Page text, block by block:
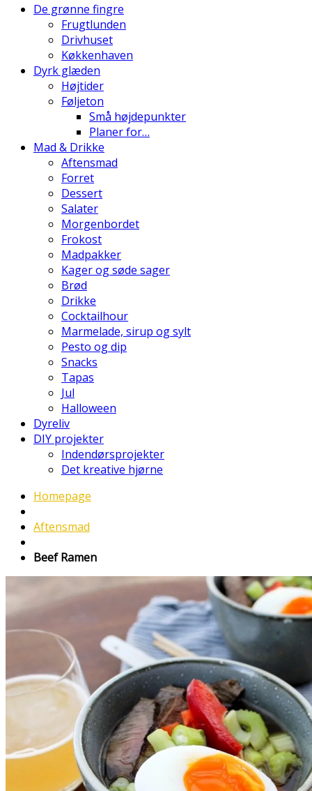
De grønne fingre
Frugtlunden
Drivhuset
Køkkenhaven
Dyrk glæden
Højtider
Føljeton
Små højdepunkter
Planer for…
Mad & Drikke
Aftensmad
Forret
Dessert
Salater
Morgenbordet
Frokost
Madpakker
Kager og søde sager
Brød
Drikke
Cocktailhour
Marmelade, sirup og sylt
Pesto og dip
Snacks
Tapas
Jul
Halloween
Dyreliv
DIY projekter
Indendørsprojekter
Det kreative hjørne
Homepage
Aftensmad
Beef Ramen